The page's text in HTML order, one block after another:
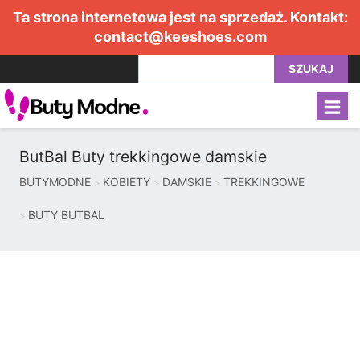
Ta strona internetowa jest na sprzedaż. Kontakt:
contact@keeshoes.com
SZUKAJ
ButBal Buty trekkingowe damskie
BUTYMODNE KOBIETY DAMSKIE TREKKINGOWE
BUTY BUTBAL